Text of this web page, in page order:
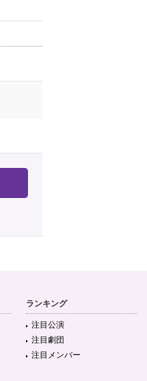
ランキング
注目公演
注目劇団
注目メンバー